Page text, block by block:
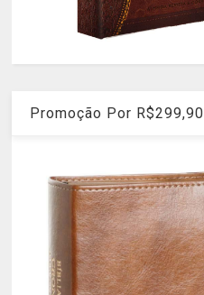
Promoção Por R$299,90